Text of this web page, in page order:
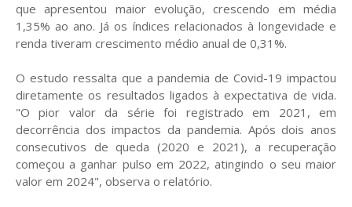
que apresentou maior evolução, crescendo em média
1,35% ao ano. Já os índices relacionados à longevidade e
renda tiveram crescimento médio anual de 0,31%.
O estudo ressalta que a pandemia de Covid-19 impactou
diretamente os resultados ligados à expectativa de vida.
"O pior valor da série foi registrado em 2021, em
decorrência dos impactos da pandemia. Após dois anos
consecutivos de queda (2020 e 2021), a recuperação
começou a ganhar pulso em 2022, atingindo o seu maior
valor em 2024", observa o relatório.